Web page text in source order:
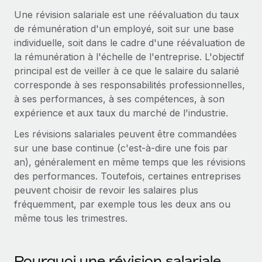
Intégrez et gérez vos freelances partout dans le monde
PEO
Sous-traitez les opérations complexes liées à l’emploi
INFRASTRUCTURE
Intégration Remote
Intégrez vos RH aux flux de travail en toute simplicité
Plateforme
Des fonctions RH clés intégrées pour votre équipe
Connecter
Nouveau
Connectez n'importe quel outil d’IA à Remote grâce à
notre MCP
Rationalisez vos processus avec des outils essentiels
Comparer Remote
Examinez notre service par rapport aux autres
CROISSANCE
Start-ups
Des solutions agiles et internationales pour les RH et la
paie des entreprises en pleine croissance
Entreprises intermédiaires
Développez vos équipes avec des solutions RH sur
mesure
Les RH à l’international pour les grandes entreprises
Partenaires stratégiques de la tech
pays
Calculateur de paiement des freelances
Découvrez les devises disponibles et les vitesses de
paiement pour vos freelances internationaux
APPRENDRE AVEC REMOTE
Études de cas
Glossaire RH
Checklists et modèles
Descriptions de postes
Nederlands
Français
Deutsch
Español
Italiano
Português (Portugal)
日本語
한국어
Connexion
Une révision salariale est une réévaluation du taux
de rémunération d'un employé, soit sur une base
individuelle, soit dans le cadre d'une réévaluation de
la rémunération à l'échelle de l'entreprise. L'objectif
principal est de veiller à ce que le salaire du salarié
corresponde à ses responsabilités professionnelles,
à ses performances, à ses compétences, à son
expérience et aux taux du marché de l'industrie.
Les révisions salariales peuvent être commandées
sur une base continue (c'est-à-dire une fois par
an), généralement en même temps que les révisions
des performances. Toutefois, certaines entreprises
peuvent choisir de revoir les salaires plus
fréquemment, par exemple tous les deux ans ou
même tous les trimestres.